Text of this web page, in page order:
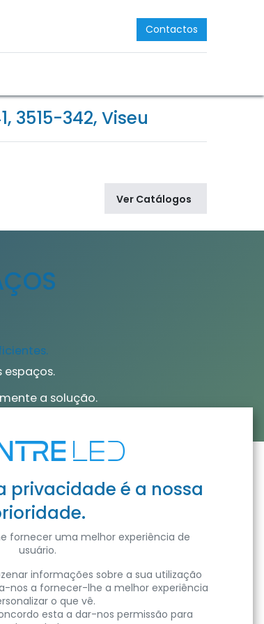
Contactos
3515-342, Viseu
Ver Catálogos
a solução.
instalações
privacidade é a nossa
fornecer uma melhor experiência de
usuário.
informações sobre a sua utilização
nos a fornecer-lhe a melhor experiência
o que vê.
esta a dar-nos permissão para